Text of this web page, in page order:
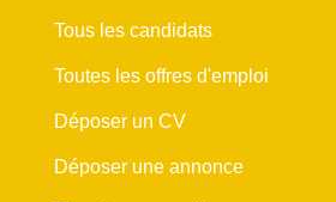
Tous les candidats
Toutes les offres d'emploi
Déposer un CV
Déposer une annonce